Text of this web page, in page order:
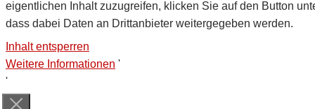
eigentlichen Inhalt zuzugreifen, klicken Sie auf den Button
dass dabei Daten an Drittanbieter weitergegeben werden.
Inhalt entsperren
Weitere Informationen '
'